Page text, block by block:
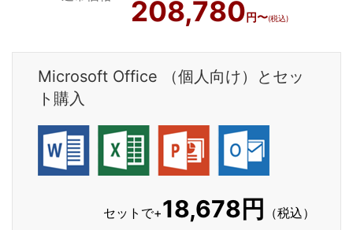
208,780円〜(税込)
Microsoft Office （個人向け）とセッ
ト購入
セットで+18,678円 （税込）